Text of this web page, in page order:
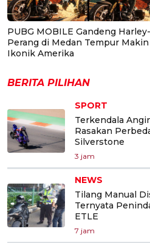
PUBG MOBILE Gandeng
Perang di Medan Tempur
Ikonik Amerika
BERITA PILIHAN
SPORT
Terkendala
Rasakan
Silverstone
3 jam
NEWS
Tilang Manual
Ternyata
ETLE
7 jam